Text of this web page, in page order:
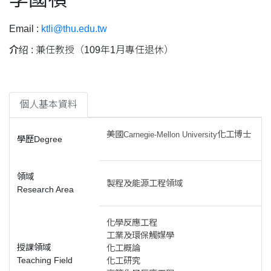
Email : ktli@thu.edu.tw
介绍 : 兼任教授（109年1月專任退休）
個人基本資料
學歷Degree 美國Carnegie-Mellon University化工博士
領域
Research Area
製程及能源工程領域
授課領域
Teaching Field
化學反應工程
工業及環保觸媒學
化工概論
化工研究